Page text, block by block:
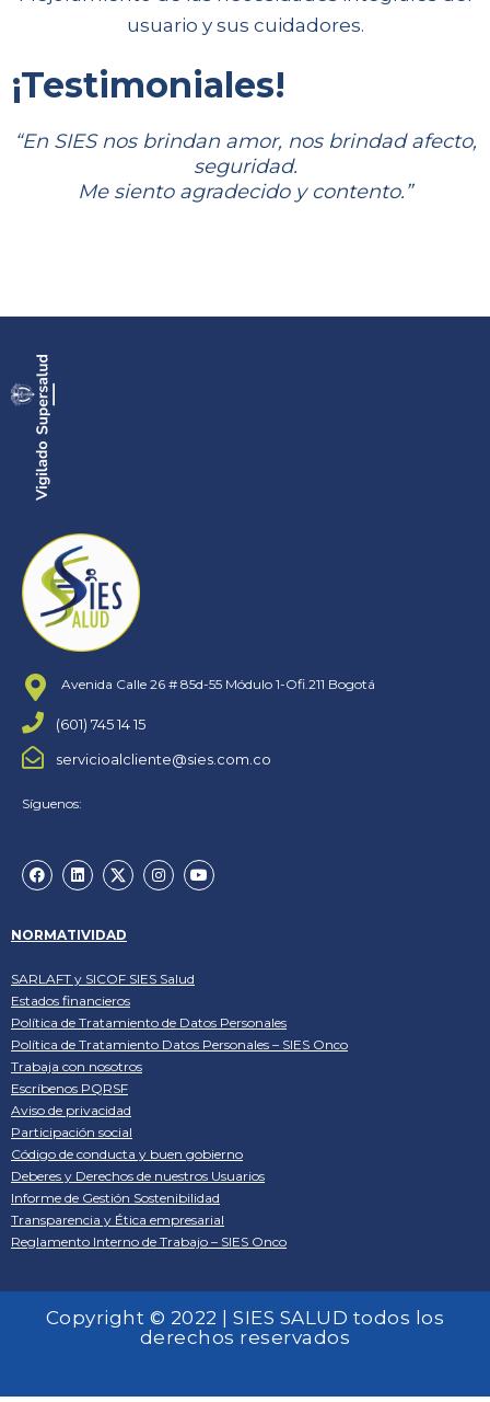
usuario y sus cuidadores.
¡Testimoniales!
“En SIES nos brindan amor, nos brindad afecto,
seguridad.
Me siento agradecido y contento.”
Avenida Calle 26 # 85d-55 Módulo 1-Ofi.211 Bogotá
(601) 745 14 15
servicioalcliente@sies.com.co
Síguenos:
NORMATIVIDAD
SARLAFT y SICOF SIES Salud
Estados financieros
Política de Tratamiento de Datos Personales
Política de Tratamiento Datos Personales – SIES Onco
Trabaja con nosotros
Escríbenos PQRSF
Aviso de privacidad
Participación social
Código de conducta y buen gobierno
Deberes y Derechos de nuestros Usuarios
Informe de Gestión Sostenibilidad
Transparencia y Ética empresarial
Reglamento Interno de Trabajo – SIES Onco
Copyright © 2022 | SIES SALUD todos los
derechos reservados